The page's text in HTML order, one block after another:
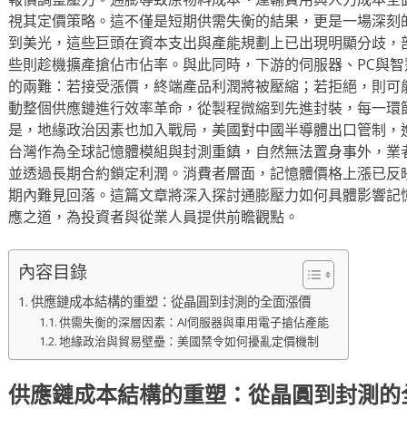
視其定價策略。這不僅是短期供需失衡的結果，更是一場深
到美光，這些巨頭在資本支出與產能規劃上已出現明顯分歧
些則趁機擴產搶佔市佔率。與此同時，下游的伺服器、PC與
的兩難：若接受漲價，終端產品利潤將被壓縮；若拒絕，則
動整個供應鏈進行效率革命，從製程微縮到先進封裝，每一
是，地緣政治因素也加入戰局，美國對中國半導體出口管制
台灣作為全球記憶體模組與封測重鎮，自然無法置身事外，
並透過長期合約鎖定利潤。消費者層面，記憶體價格上漲已
期內難見回落。這篇文章將深入探討通膨壓力如何具體影響
應之道，為投資者與從業人員提供前瞻觀點。
內容目錄
供應鏈成本結構的重塑：從晶圓到封測的全面漲價
供需失衡的深層因素：AI伺服器與車用電子搶佔產能
地緣政治與貿易壁壘：美國禁令如何擾亂定價機制
供應鏈成本結構的重塑：從晶圓到封測